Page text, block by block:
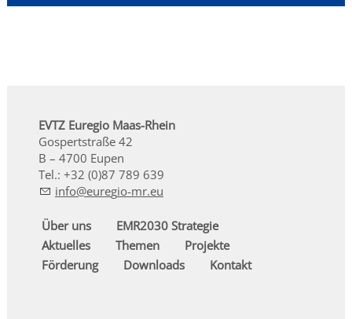
EVTZ Euregio Maas-Rhein
Gospertstraße 42
B – 4700 Eupen
Tel.: +32 (0)87 789 639
nf
r g -mr
Über uns
EMR2030 Strategie
Aktuelles
Themen
Projekte
Förderung
Downloads Kontakt